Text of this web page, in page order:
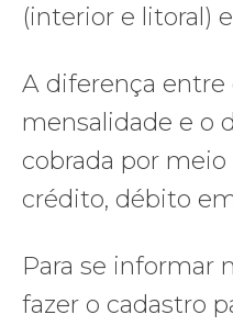
(interior e litoral)
A diferença entre
mensalidade e o
cobrada por
crédito, débito
Para se informar
fazer o cadastro